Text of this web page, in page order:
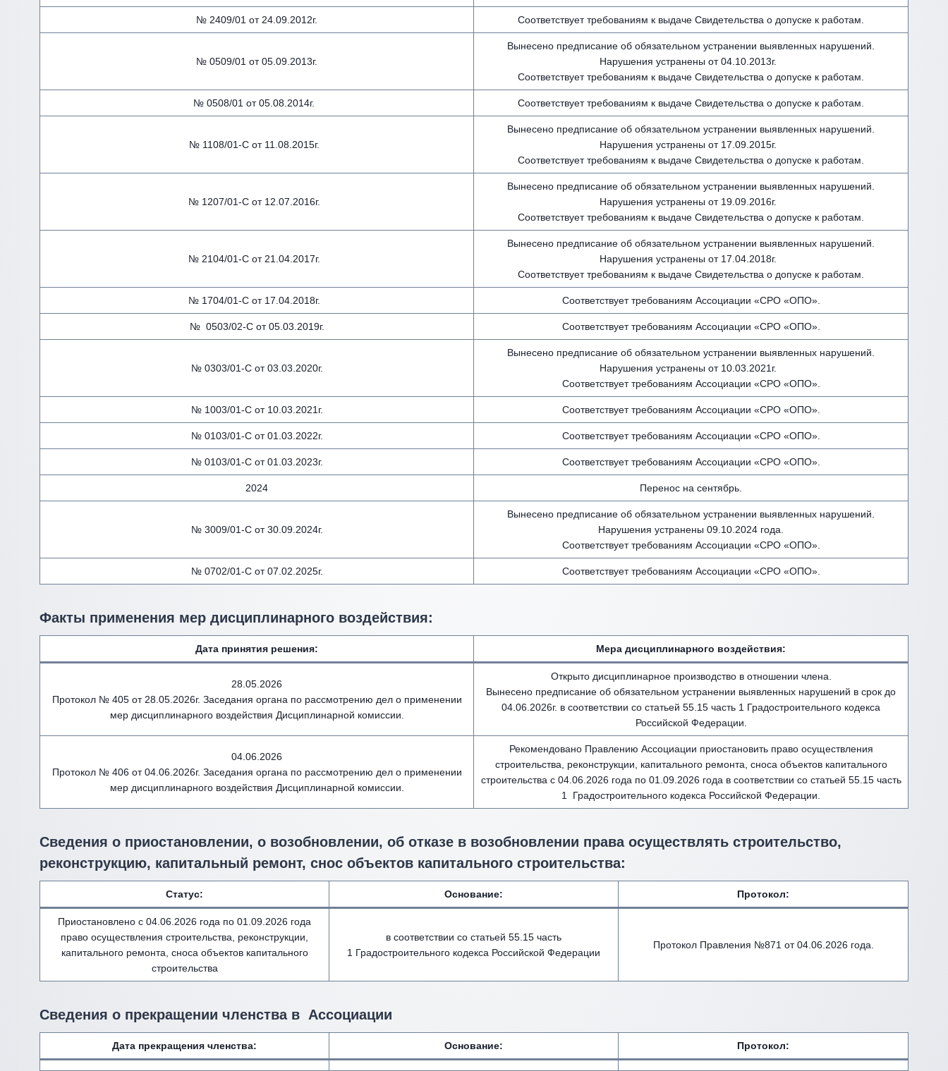
№ 2409/01 от 24.09.2012г. Соответствует требованиям к выдаче Свидетельства о допуске к работам.
№ 0509/01 от 05.09.2013г.
Вынесено предписание об обязательном устранении выявленных нарушений.
Нарушения устранены от 04.10.2013г.
Соответствует требованиям к выдаче Свидетельства о допуске к работам.
№ 0508/01 от 05.08.2014г. Соответствует требованиям к выдаче Свидетельства о допуске к работам.
№ 1108/01-С от 11.08.2015г.
Вынесено предписание об обязательном устранении выявленных нарушений.
Нарушения устранены от 17.09.2015г.
Соответствует требованиям к выдаче Свидетельства о допуске к работам.
№ 1207/01-С от 12.07.2016г.
Вынесено предписание об обязательном устранении выявленных нарушений.
Нарушения устранены от 19.09.2016г.
Соответствует требованиям к выдаче Свидетельства о допуске к работам.
№ 2104/01-С от 21.04.2017г.
Вынесено предписание об обязательном устранении выявленных нарушений.
Нарушения устранены от 17.04.2018г.
Соответствует требованиям к выдаче Свидетельства о допуске к работам.
№ 1704/01-С от 17.04.2018г. Соответствует требованиям Ассоциации «СРО «ОПО».
№ 0503/02-С от 05.03.2019г. Соответствует требованиям Ассоциации «СРО «ОПО».
№ 0303/01-С от 03.03.2020г.
Вынесено предписание об обязательном устранении выявленных нарушений.
Нарушения устранены от 10.03.2021г.
Соответствует требованиям Ассоциации «СРО «ОПО».
№ 1003/01-С от 10.03.2021г. Соответствует требованиям Ассоциации «СРО «ОПО».
№ 0103/01-С от 01.03.2022г. Соответствует требованиям Ассоциации «СРО «ОПО».
№ 0103/01-С от 01.03.2023г. Соответствует требованиям Ассоциации «СРО «ОПО».
2024 Перенос на сентябрь.
№ 3009/01-С от 30.09.2024г.
Вынесено предписание об обязательном устранении выявленных нарушений.
Нарушения устранены 09.10.2024 года.
Соответствует требованиям Ассоциации «СРО «ОПО».
№ 0702/01-С от 07.02.2025г. Соответствует требованиям Ассоциации «СРО «ОПО».
Факты применения мер дисциплинарного воздействия:
Дата принятия решения: Мера дисциплинарного воздействия:
28.05.2026
Протокол № 405 от 28.05.2026г. Заседания органа по рассмотрению дел о применении
мер дисциплинарного воздействия Дисциплинарной комиссии.
Открыто дисциплинарное производство в отношении члена.
Вынесено предписание об обязательном устранении выявленных нарушений в срок до
04.06.2026г. в соответствии со статьей 55.15 часть 1 Градостроительного кодекса
Российской Федерации.
04.06.2026
Протокол № 406 от 04.06.2026г. Заседания органа по рассмотрению дел о применении
мер дисциплинарного воздействия Дисциплинарной комиссии.
Рекомендовано Правлению Ассоциации приостановить право осуществления
строительства, реконструкции, капитального ремонта, сноса объектов капитального
строительства с 04.06.2026 года по 01.09.2026 года в соответствии со статьей 55.15 часть
1 Градостроительного кодекса Российской Федерации.
Сведения о приостановлении, о возобновлении, об отказе в возобновлении права осуществлять строительство,
реконструкцию, капитальный ремонт, снос объектов капитального строительства:
Статус: Основание: Протокол:
Приостановлено с 04.06.2026 года по 01.09.2026 года
право осуществления строительства, реконструкции,
капитального ремонта, сноса объектов капитального
строительства
в соответствии со статьей 55.15 часть
1 Градостроительного кодекса Российской Федерации
Протокол Правления №871 от 04.06.2026 года.
Сведения о прекращении членства в Ассоциации
Дата прекращения членства: Основание: Протокол: